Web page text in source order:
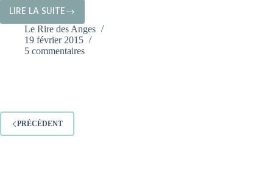
LIRE LA SUITE
PETIT
GRAIN
#LYON
Le Rire des Anges
19 février 2015
5 commentaires
PRÉCÉDENT